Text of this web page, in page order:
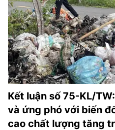
Kết luận số 75-KL/
và ứng phó với biến
cao chất lượng tăng